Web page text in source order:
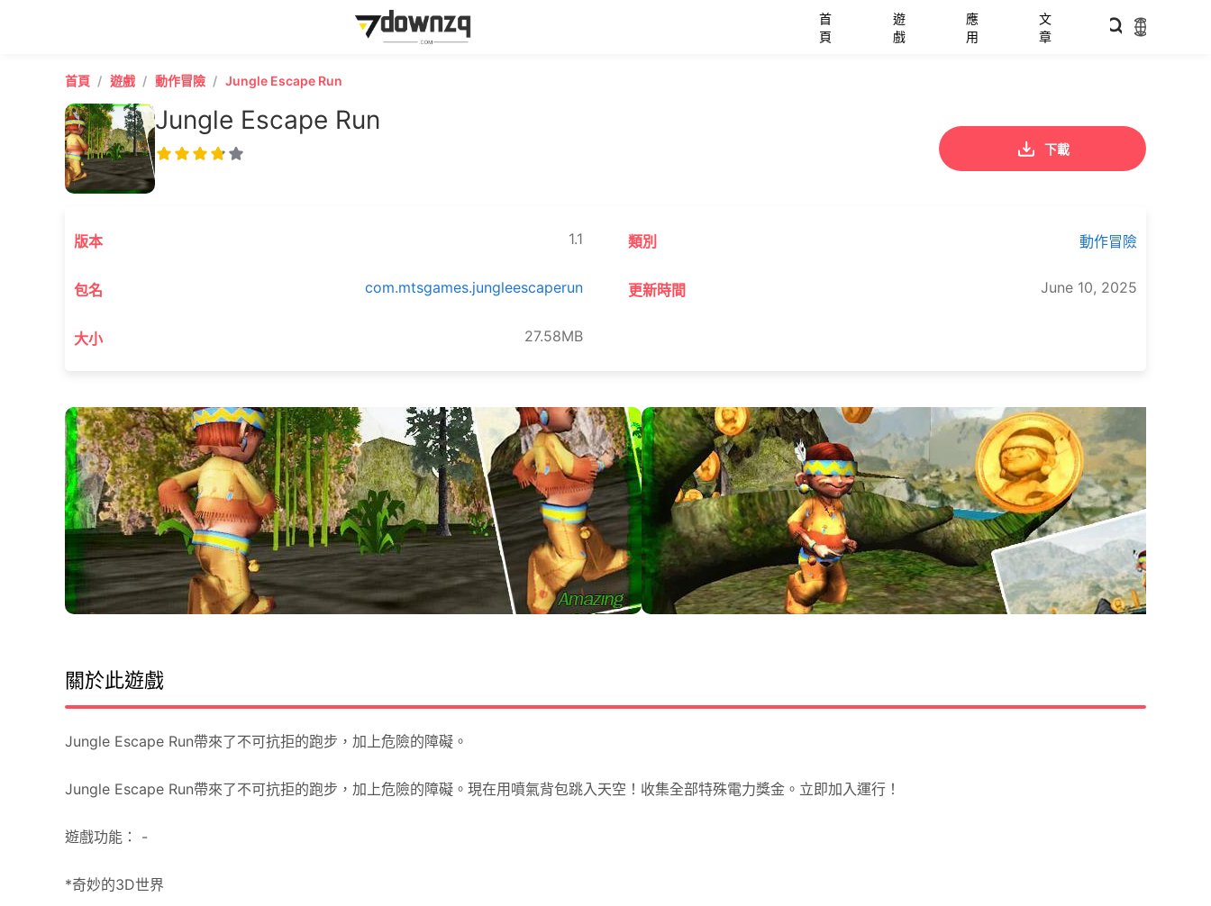
首
頁
遊
戲
應
用
文
章
首頁 遊戲 動作冒險 Jungle Escape Run
Jungle Escape Run
下載
版本 1.1 類別 動作冒險
包名 com.mtsgames.jungleescaperun 更新時間 June 10, 2025
大小 27.58MB
關於此遊戲
Jungle Escape Run帶來了不可抗拒的跑步，加上危險的障礙。
Jungle Escape Run帶來了不可抗拒的跑步，加上危險的障礙。現在用噴氣背包跳入天空！收集全部特殊電力獎金。立即加入運行！
遊戲功能： -
*奇妙的3D世界